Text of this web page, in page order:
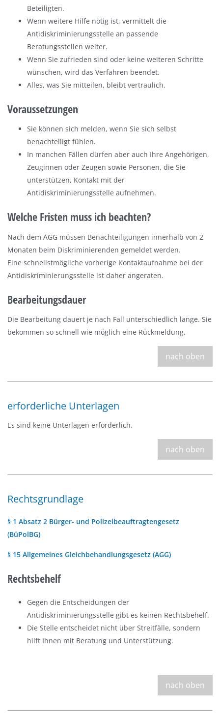
Beteiligten.
Wenn weitere Hilfe nötig ist, vermittelt die
Antidiskriminierungsstelle an passende
Beratungsstellen weiter.
Wenn Sie zufrieden sind oder keine weiteren Schritte
wünschen, wird das Verfahren beendet.
Alles, was Sie mitteilen, bleibt vertraulich.
Voraussetzungen
Sie können sich melden, wenn Sie sich selbst
benachteiligt fühlen.
In manchen Fällen dürfen aber auch Ihre Angehörigen,
Zeuginnen oder Zeugen sowie Personen, die Sie
unterstützen, Kontakt mit der
Antidiskriminierungsstelle aufnehmen.
Welche Fristen muss ich beachten?
Nach dem AGG müssen Benachteiligungen innerhalb von 2
Monaten beim Diskriminierenden gemeldet werden.
Eine schnellstmögliche vorherige Kontaktaufnahme bei der
Antidiskriminierungsstelle ist daher angeraten.
Bearbeitungsdauer
Die Bearbeitung dauert je nach Fall unterschiedlich lange. Sie
bekommen so schnell wie möglich eine Rückmeldung.
nach oben
erforderliche Unterlagen
Es sind keine Unterlagen erforderlich.
nach oben
Rechtsgrundlage
§ 1 Absatz 2 Bürger- und Polizeibeauftragtengesetz
(BüPolBG)
§ 15 Allgemeines Gleichbehandlungsgesetz (AGG)
Rechtsbehelf
Gegen die Entscheidungen der
Antidiskriminierungsstelle gibt es keinen Rechtsbehelf.
Die Stelle entscheidet nicht über Streitfälle, sondern
hilft Ihnen mit Beratung und Unterstützung.
nach oben